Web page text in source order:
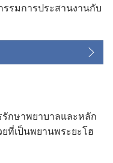
รมการ​ประสาน​งาน​กับ​
รักษาพยาบาลและหลัก
ที่เป็นพยานพระยะโฮ